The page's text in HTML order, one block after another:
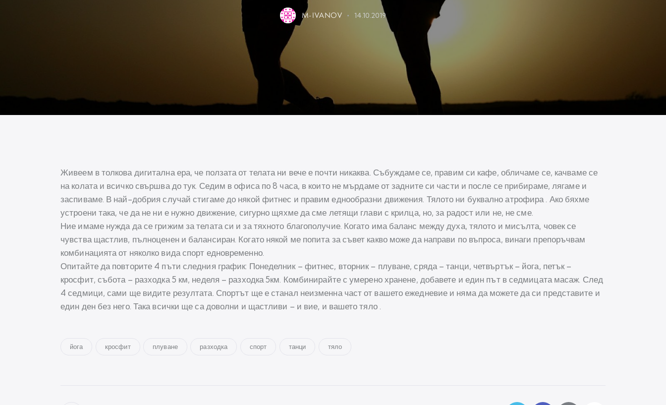
M-IVANOV 14.10.2019
Живеем в толкова дигитална ера, че ползата от телата ни вече е почти никаква. Събуждаме се, правим си кафе, обличаме се, качваме се
на колата и всичко свършва до тук. Седим в офиса по 8 часа, в които не мърдаме от задните си части и после се прибираме, лягаме и
заспиваме. В най-добрия случай стигаме до някой фитнес и правим еднообразни движения. Тялото ни буквално атрофира . Ако бяхме
устроени така, че да не ни е нужно движение, сигурно щяхме да сме летящи глави с крилца, но, за радост или не, не сме.
Ние имаме нужда да се грижим за телата си и за тяхното благополучие. Когато има баланс между духа, тялото и мисълта, човек се
чувства щастлив, пълноценен и балансиран. Когато някой ме попита за съвет какво може да направи по въпроса, винаги препоръчвам
комбинацията от няколко вида спорт едновременно.
Опитайте да повторите 4 пъти следния график: Понеделник – фитнес, вторник – плуване, сряда – танци, четвъртък – йога, петък –
кросфит, събота – разходка 5 км, неделя – разходка 5км. Комбинирайте с умерено хранене, добавете и един път в седмицата масаж. След
4 седмици, сами ще видите резултата. Спортът ще е станал неизменна част от вашето ежедневие и няма да можете да си представите и
един ден без него. Така всички ще са доволни и щастливи – и вие, и вашето тяло .
йога кросфит плуване разходка спорт танци тяло